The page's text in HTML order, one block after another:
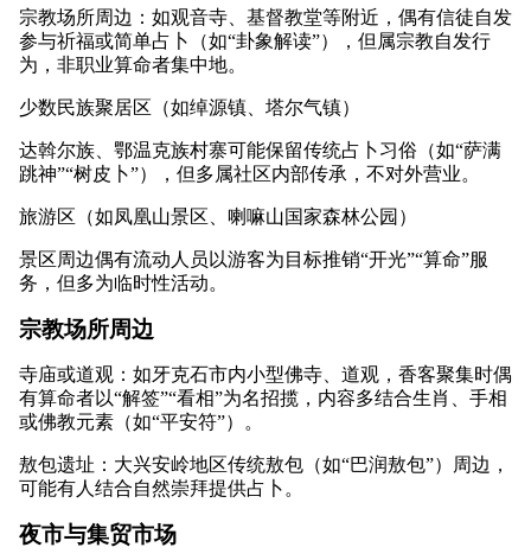
宗教场所周边：如观音寺、基督教堂等附近，偶有信徒自发
参与祈福或简单占卜（如“卦象解读”），但属宗教自发行
为，非职业算命者集中地。
少数民族聚居区（如绰源镇、塔尔气镇）
达斡尔族、鄂温克族村寨可能保留传统占卜习俗（如“萨满
跳神”“树皮卜”），但多属社区内部传承，不对外营业。
旅游区（如凤凰山景区、喇嘛山国家森林公园）
景区周边偶有流动人员以游客为目标推销“开光”“算命”服
务，但多为临时性活动。
宗教场所周边
寺庙或道观：如牙克石市内小型佛寺、道观，香客聚集时偶
有算命者以“解签”“看相”为名招揽，内容多结合生肖、手相
或佛教元素（如“平安符”）。
敖包遗址：大兴安岭地区传统敖包（如“巴润敖包”）周边，
可能有人结合自然崇拜提供占卜。
夜市与集贸市场